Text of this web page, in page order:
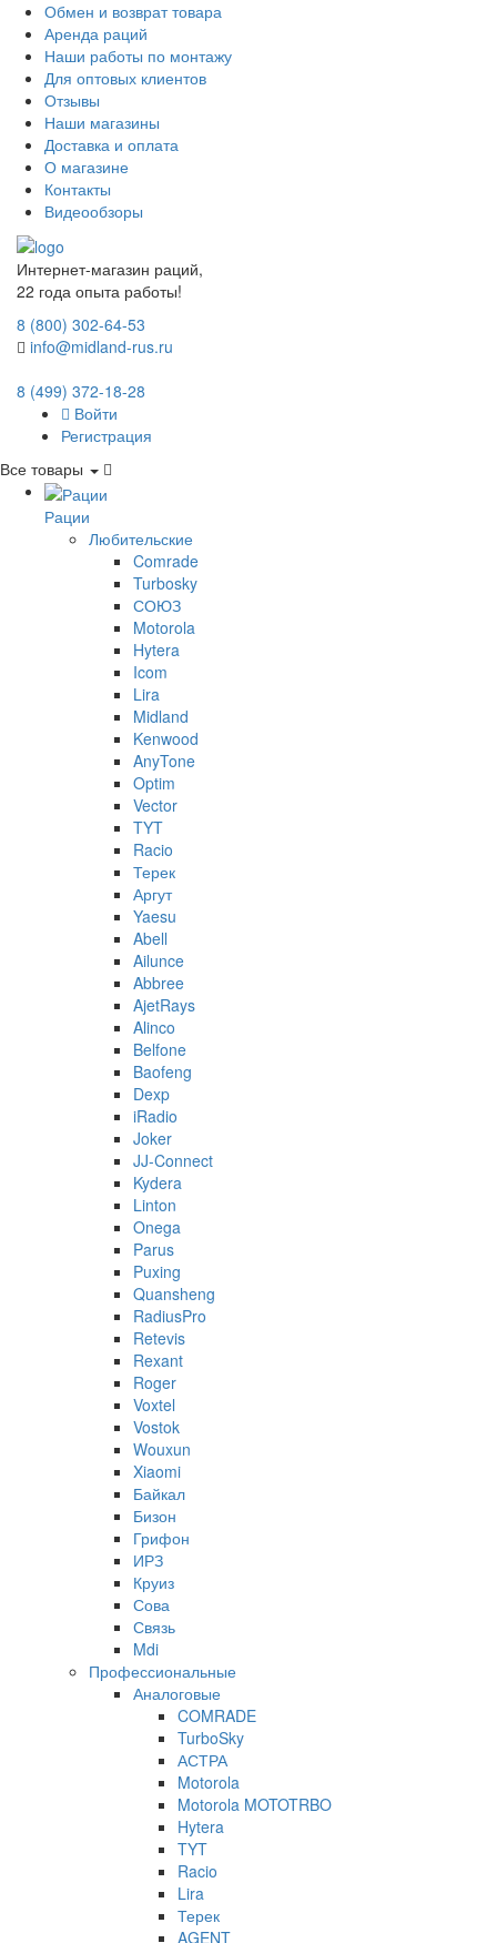
Обмен и возврат товара
Аренда раций
Наши работы по монтажу
Для оптовых клиентов
Отзывы
Наши магазины
Доставка и оплата
О магазине
Контакты
Видеообзоры
Интернет-магазин раций,
22 года опыта работы!
8 (800) 302-64-53
info@midland-rus.ru
8 (499) 372-18-28
Войти
Регистрация
Все товары
Рации
Любительские
Comrade
Turbosky
СОЮЗ
Motorola
Hytera
Icom
Lira
Midland
Kenwood
AnyTone
Optim
Vector
TYT
Racio
Терек
Аргут
Yaesu
Abell
Ailunce
Abbree
AjetRays
Alinco
Belfone
Baofeng
Dexp
iRadio
Joker
JJ-Connect
Kydera
Linton
Onega
Parus
Puxing
Quansheng
RadiusPro
Retevis
Rexant
Roger
Voxtel
Vostok
Wouxun
Xiaomi
Байкал
Бизон
Грифон
ИРЗ
Круиз
Сова
Связь
Mdi
Профессиональные
Аналоговые
COMRADE
TurboSky
АСТРА
Motorola
Motorola MOTOTRBO
Hytera
TYT
Racio
Lira
Терек
AGENT